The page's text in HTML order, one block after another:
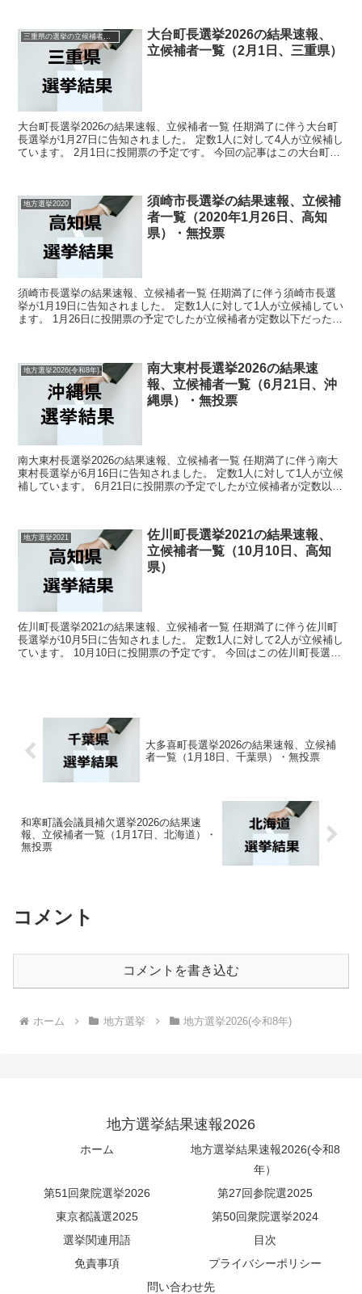
三重県の選挙の立候補者と結果速報一覧
大台町長選挙2026の結果速報、
立候補者一覧（2月1日、三重県）
大台町長選挙2026の結果速報、立候補者一覧 任期満了に伴う大台町
長選挙が1月27日に告知されました。 定数1人に対して4人が立候補し
ています。 2月1日に投開票の予定です。 今回の記事はこの大台町長
地方選挙2020
須崎市長選挙の結果速報、立候補
者一覧（2020年1月26日、高知
県）・無投票
須崎市長選挙の結果速報、立候補者一覧 任期満了に伴う須崎市長選
挙が1月19日に告知されました。 定数1人に対して1人が立候補してい
ます。 1月26日に投開票の予定でしたが立候補者が定数以下だったの
地方選挙2026(令和8年)
南大東村長選挙2026の結果速
報、立候補者一覧（6月21日、沖
縄県）・無投票
南大東村長選挙2026の結果速報、立候補者一覧 任期満了に伴う南大
東村長選挙が6月16日に告知されました。 定数1人に対して1人が立候
補しています。 6月21日に投開票の予定でしたが立候補者が定数以下
地方選挙2021
佐川町長選挙2021の結果速報、
立候補者一覧（10月10日、高知
県）
佐川町長選挙2021の結果速報、立候補者一覧 任期満了に伴う佐川町
長選挙が10月5日に告知されました。 定数1人に対して2人が立候補し
ています。 10月10日に投開票の予定です。 今回はこの佐川町長選挙
大多喜町長選挙2026の結果速報、立候補
者一覧（1月18日、千葉県）・無投票
和寒町議会議員補欠選挙2026の結果速
報、立候補者一覧（1月17日、北海道）・
無投票
コメント
コメントを書き込む
ホーム 地方選挙 地方選挙2026(令和8年)
地方選挙結果速報2026
ホーム
地方選挙結果速報2026(令和8
年）
第51回衆院選挙2026
第27回参院選2025
東京都議選2025
第50回衆院選挙2024
選挙関連用語
目次
免責事項
プライバシーポリシー
問い合わせ先